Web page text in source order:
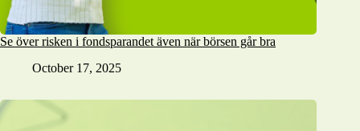
Se över risken i fondsparandet även när börsen går bra
October 17, 2025